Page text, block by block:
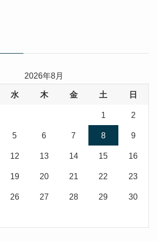
2026年8月
水 木 金 土 日
1 2
5 6 7 8 9
12 13 14 15 16
19 20 21 22 23
26 27 28 29 30